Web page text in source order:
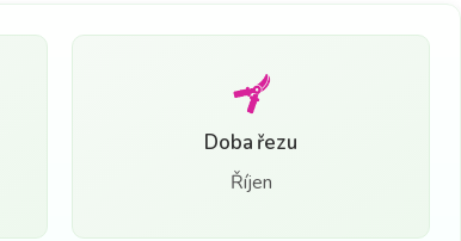
Doba řezu
Říjen